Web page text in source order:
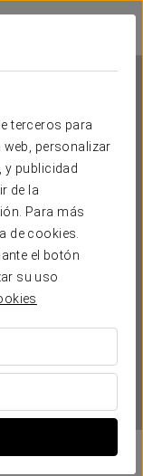
terceros para
personalizar
y publicidad
de la
Para más
de cookies.
el botón
su uso